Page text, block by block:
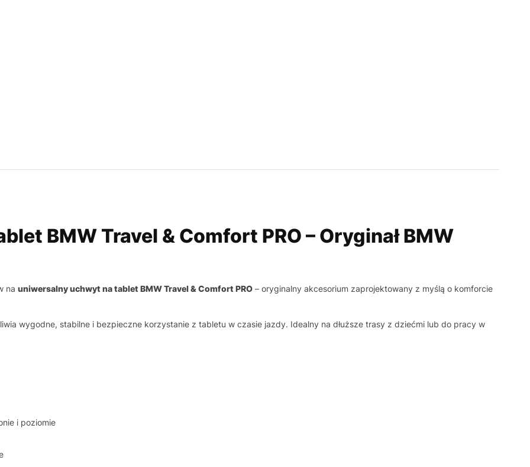
BMW Travel & Comfort PRO – Oryginał BMW
na uniwersalny uchwyt na tablet BMW Travel & Comfort PRO – oryginalny akcesorium zaprojektowany z myślą o komforcie
wygodne, stabilne i bezpieczne korzystanie z tabletu w czasie jazdy. Idealny na dłuższe trasy z dziećmi lub do pracy w
i poziomie